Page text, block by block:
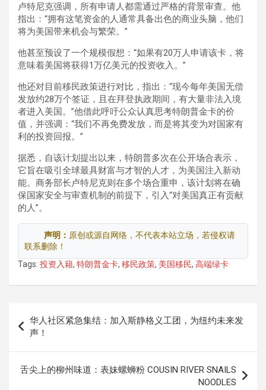
卢特尼克强调，所有申请人都需通过严格的背景审查。他
指出：“拥有这笔资金的人通常具备出色的商业头脑，他们
将为美国带来机会与繁荣。”
他甚至预设了一个规模假想：“如果有20万人申请该卡，将
意味着美国将获得1万亿美元的投资收入。”
他还对目前移民政策进行对比，指出：“现今每年美国无偿
发放约28万个签证，且在拜登执政期间，有大量非法入境
者进入美国。”他借此呼吁公众认真思考特朗普金卡的价
值，并强调：“我们不再免费发放，而是将其变为对国家有
利的投资回报。”
据悉，自该计划提出以来，特朗普多次在公开场合表示，
它旨在吸引全球最具财富与才智的人才，为美国注入新动
能。商务部长卢特尼克则在多个场合重申，该计划将在确
保国家安全与审查机制的前提下，引入“对美国真正有贡献
的人”。
声明： 原创或源自网络，不代表本站立场，若侵权请
联系删除！
Tags: 投资入籍, 特朗普金卡, 移民政策, 美国移民, 高端绿卡
章
导
航
华人社区紧急集结：加入斯静格义工团，为纽约未来发
声！
舌尖上的柳州味道：表妹螺蛳粉 COUSIN RIVER SNAILS
NOODLES